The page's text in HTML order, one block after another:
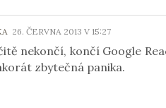
26. ČERVNA 2013 V 15:27
nekončí, končí Google
zbytečná panika.